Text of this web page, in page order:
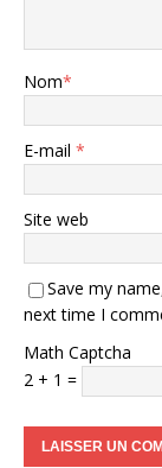
Nom*
E-mail *
Site web
Save my
next time I
Math Captcha
2 + 1 =